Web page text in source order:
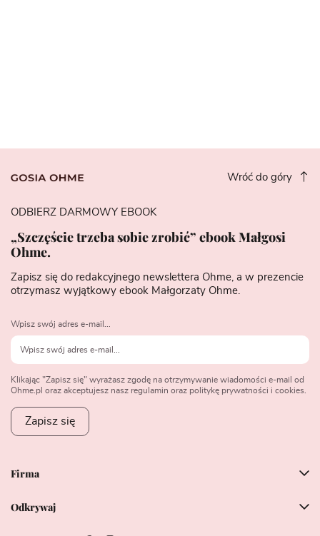
Wróć do góry
Firma
Odkrywaj
ODBIERZ DARMOWY EBOOK
„Szczęście trzeba sobie zrobić” ebook Małgosi
Ohme.
Zapisz się do redakcyjnego newslettera Ohme, a w prezencie
otrzymasz wyjątkowy ebook Małgorzaty Ohme.
Wpisz swój adres e-mail...
Klikając "Zapisz się" wyrażasz zgodę na otrzymywanie wiadomości e-mail od
Ohme.pl oraz akceptujesz nasz regulamin oraz politykę prywatności i cookies.
Zapisz się